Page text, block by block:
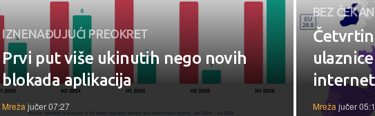
IZNENAĐUJUĆI PREOKRET
Prvi put više ukinutih nego novih
blokada aplikacija
Mreža jučer 07:27
BEZ
Mreža jučer